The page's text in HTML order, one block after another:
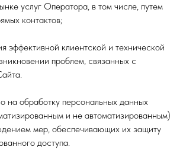
услуг Оператора, в том числе, путем
контактов;
эффективной клиентской и технической
проблем, связанных с
на обработку персональных данных
и не автоматизированным)
мер, обеспечивающих их защиту
доступа.